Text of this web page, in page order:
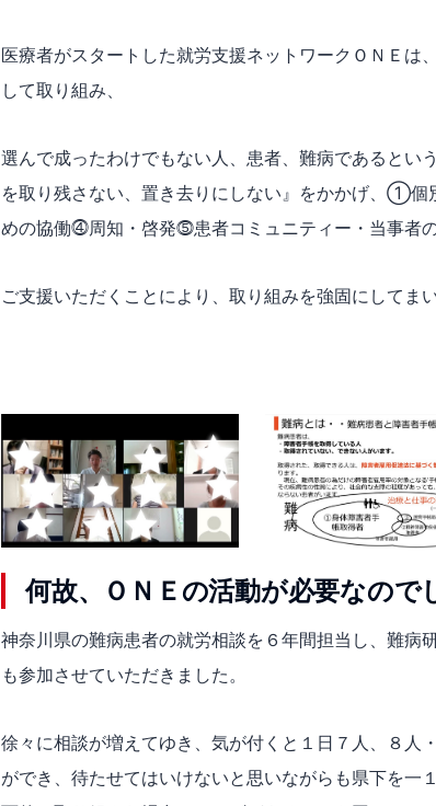
医療者がスタートした就労支援ネットワークＯＮＥは
して取り組み、
選んで成ったわけでもない人、患者、難病であるとい
を取り残さない、置き去りにしない』をかかげ、①
めの協働⓸周知・啓発⓹患者コミュニティー・当事者
ご支援いただくことにより、取り組みを強固にしてま
何故、ＯＮＥの活動が必要なので
神奈川県の難病患者の就労相談を６年間担当し、難病
も参加させていただきました。
徐々に相談が増えてゆき、気が付くと１日７人、８人
ができ、待たせてはいけないと思いながらも県下を一